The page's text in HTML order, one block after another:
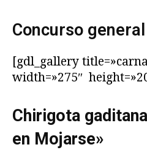
Concurso
[gdl_gallery
width=»275″
Chirigota
en Mojarse»